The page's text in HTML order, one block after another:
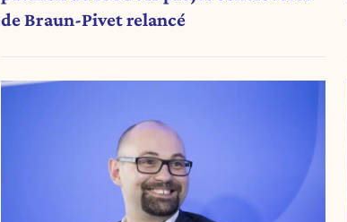
de Braun-Pivet relancé